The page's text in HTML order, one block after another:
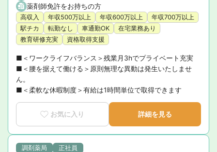
薬剤師免許をお持ちの方
高収入 年収500万以上 年収600万以上
年収700万以上
駅チカ
転勤なし 車通勤OK
在宅業務あり
教育研修充実
資格取得支援
■＜ワークライフバランス＞残業月3hでプライベート充実
■＜腰を据えて働ける＞原則無理な異動は発生いたしませ
ん。
■＜柔軟な休暇制度＞有給は1時間単位で取得できます
お気に入り 詳細を見る
調剤薬局 正社員